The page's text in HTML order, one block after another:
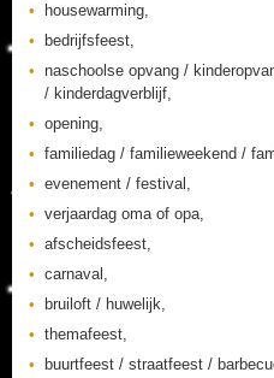
housewarming,
bedrijfsfeest,
naschoolse opvang /
/ kinderdagverblijf,
opening,
familiedag / familieweekend /
evenement / festival,
verjaardag oma of opa,
afscheidsfeest,
carnaval,
bruiloft / huwelijk,
themafeest,
buurtfeest / straatfeest /